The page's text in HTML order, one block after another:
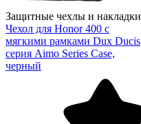
Защитные чехлы и накладки
Чехол для Honor 400 с
мягкими рамками Dux Ducis
серия Aimo Series Case,
черный